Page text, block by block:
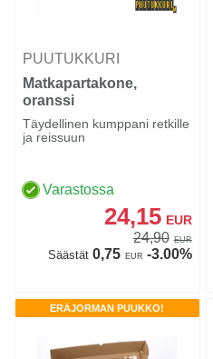
PUUTUKKURI
Matkapartakone,
oranssi
Täydellinen kumppani retkille
ja reissuun
Varastossa
24,15 EUR
24,90 EUR
Säästät0,75 EUR -3.00%
ERÄJORMAN PUUKKO!